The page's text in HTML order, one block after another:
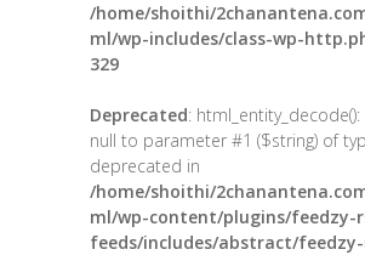
/home/shoithi/
ml/wp-includes/class-wp-
329
Deprecated: html_entity_decode():
null to parameter #1 ($string) of
deprecated in
/home/shoithi/
ml/wp-content/plugins/feedzy-
feeds/includes/abstract/